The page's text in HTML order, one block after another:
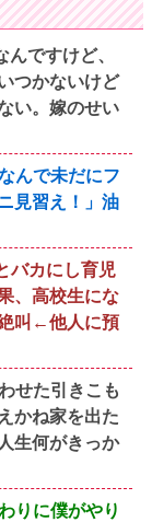
ですけど、
つかないけど
い。嫁のせい
んで未だにフ
見習え！」油
バカにし育児
、高校生にな
叫←他人に預
せた引きこも
かね家を出た
生何がきっか
りに僕がやり